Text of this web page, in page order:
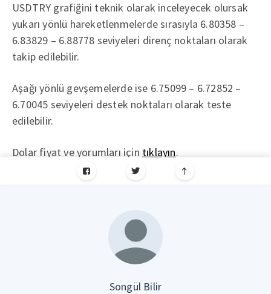
USDTRY grafiğini teknik olarak inceleyecek olursak
yukarı yönlü hareketlenmelerde sırasıyla 6.80358 –
6.83829 – 6.88778 seviyeleri direnç noktaları olarak
takip edilebilir.
Aşağı yönlü gevşemelerde ise 6.75099 – 6.72852 –
6.70045 seviyeleri destek noktaları olarak teste
edilebilir.
Dolar fiyat ve yorumları için tıklayın.
Songül Bilir